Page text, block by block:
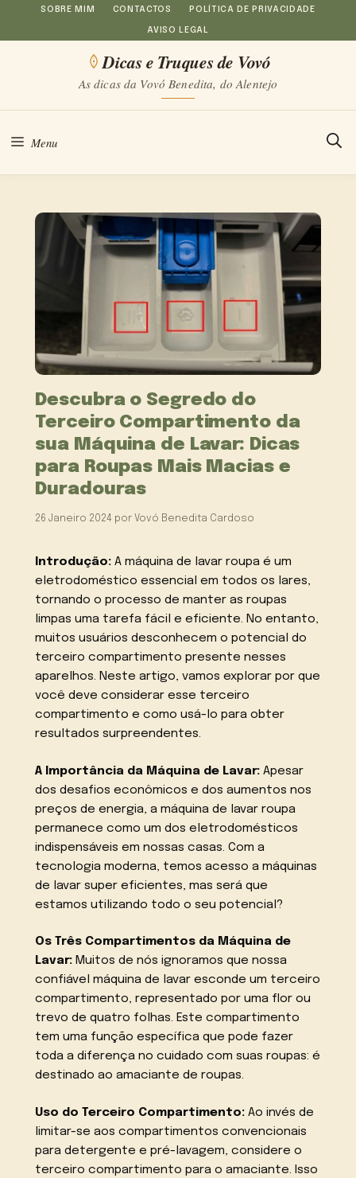
Saltar
para
conteúdo
SOBRE MIM CONTACTOS POLÍTICA DE PRIVACIDADE
AVISO LEGAL
Dicas e Truques de Vovó
As dicas da Vovó Benedita, do Alentejo
Menu
Descubra o Segredo do
Terceiro Compartimento da
sua Máquina de Lavar: Dicas
para Roupas Mais Macias e
Duradouras
26 Janeiro 2024 por Vovó Benedita Cardoso
Introdução: A máquina de lavar roupa é um
eletrodoméstico essencial em todos os lares,
tornando o processo de manter as roupas
limpas uma tarefa fácil e eficiente. No entanto,
muitos usuários desconhecem o potencial do
terceiro compartimento presente nesses
aparelhos. Neste artigo, vamos explorar por que
você deve considerar esse terceiro
compartimento e como usá-lo para obter
resultados surpreendentes.
A Importância da Máquina de Lavar: Apesar
dos desafios econômicos e dos aumentos nos
preços de energia, a máquina de lavar roupa
permanece como um dos eletrodomésticos
indispensáveis em nossas casas. Com a
tecnologia moderna, temos acesso a máquinas
de lavar super eficientes, mas será que
estamos utilizando todo o seu potencial?
Os Três Compartimentos da Máquina de
Lavar: Muitos de nós ignoramos que nossa
confiável máquina de lavar esconde um terceiro
compartimento, representado por uma flor ou
trevo de quatro folhas. Este compartimento
tem uma função específica que pode fazer
toda a diferença no cuidado com suas roupas: é
destinado ao amaciante de roupas.
Uso do Terceiro Compartimento: Ao invés de
limitar-se aos compartimentos convencionais
para detergente e pré-lavagem, considere o
terceiro compartimento para o amaciante. Isso